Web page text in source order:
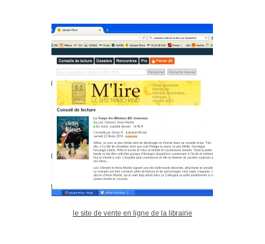
le site de vente en ligne de la librairie